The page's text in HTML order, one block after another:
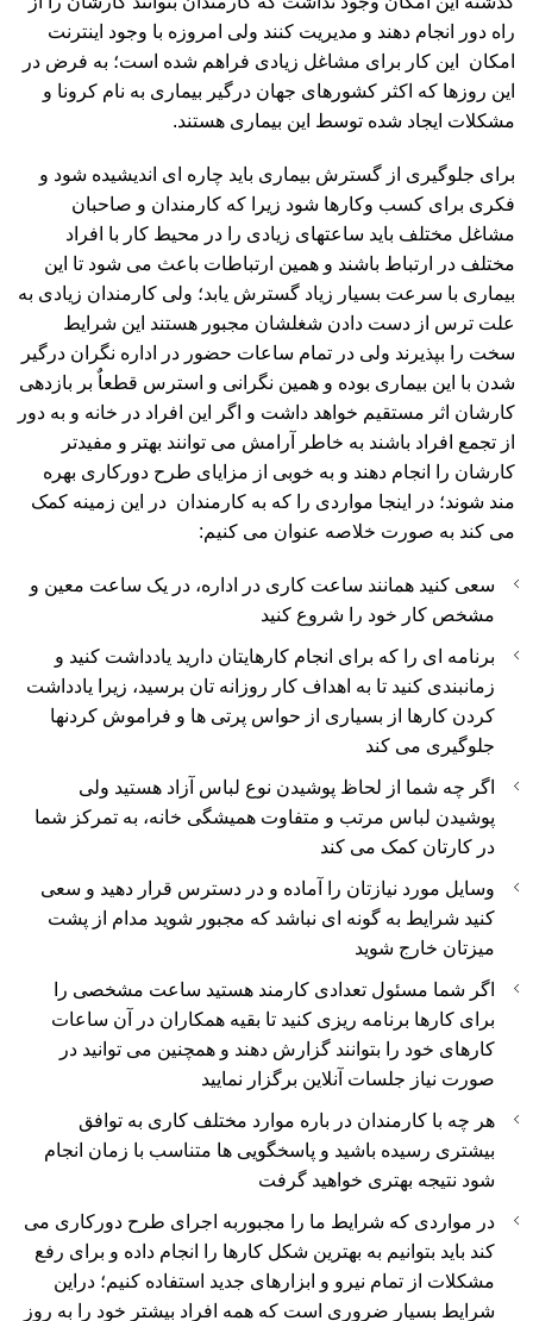
راه دور انجام دهند و مدیریت کنند ولی امروزه با وجود اینترنت
امکان این کار برای مشاغل زیادی فراهم شده است؛ به فرض در
این روزها که اکثر کشورهای جهان درگیر بیماری به نام کرونا و
مشکلات ایجاد شده توسط این بیماری هستند.
برای جلوگیری از گسترش بیماری باید چاره ای اندیشیده شود و
فکری برای کسب وکارها شود زیرا که کارمندان و صاحبان
مشاغل مختلف باید ساعتهای زیادی را در محیط کار با افراد
مختلف در ارتباط باشند و همین ارتباطات باعث می شود تا این
بیماری با سرعت بسیار زیاد گسترش یابد؛ ولی کارمندان زیادی به
علت ترس از دست دادن شغلشان مجبور هستند این شرایط
سخت را بپذیرند ولی در تمام ساعات حضور در اداره نگران درگیر
شدن با این بیماری بوده و همین نگرانی و استرس قطعاٌ بر بازدهی
کارشان اثر مستقیم خواهد داشت و اگر این افراد در خانه و به دور
از تجمع افراد باشند به خاطر آرامش می توانند بهتر و مفیدتر
کارشان را انجام دهند و به خوبی از مزایای طرح دورکاری بهره
مند شوند؛ در اینجا مواردی را که به کارمندان در این زمینه کمک
می کند به صورت خلاصه عنوان می کنیم:
سعی کنید همانند ساعت کاری در اداره، در یک ساعت معین و
مشخص کار خود را شروع کنید
برنامه ای را که برای انجام کارهایتان دارید یادداشت کنید و
زمانبندی کنید تا به اهداف کار روزانه تان برسید، زیرا یادداشت
کردن کارها از بسیاری از حواس پرتی ها و فراموش کردنها
جلوگیری می کند
اگر چه شما از لحاظ پوشیدن نوع لباس آزاد هستید ولی
پوشیدن لباس مرتب و متفاوت همیشگی خانه، به تمرکز شما
در کارتان کمک می کند
وسایل مورد نیازتان را آماده و در دسترس قرار دهید و سعی
کنید شرایط به گونه ای نباشد که مجبور شوید مدام از پشت
میزتان خارج شوید
اگر شما مسئول تعدادی کارمند هستید ساعت مشخصی را
برای کارها برنامه ریزی کنید تا بقیه همکاران در آن ساعات
کارهای خود را بتوانند گزارش دهند و همچنین می توانید در
صورت نیاز جلسات آنلاین برگزار نمایید
هر چه با کارمندان در باره موارد مختلف کاری به توافق
بیشتری رسیده باشید و پاسخگویی ها متناسب با زمان انجام
شود نتیجه بهتری خواهید گرفت
در مواردی که شرایط ما را مجبوربه اجرای طرح دورکاری می
کند باید بتوانیم به بهترین شکل کارها را انجام داده و برای رفع
مشکلات از تمام نیرو و ابزارهای جدید استفاده کنیم؛ دراین
شرایط بسیار ضروری است که همه افراد بیشتر خود را به روز